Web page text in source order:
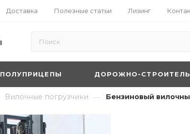
Доставка Полезные статьи Лизинг
ПОЛУПРИЦЕПЫ ДОРОЖНО-
Вилочные погрузчики — Бензиновый